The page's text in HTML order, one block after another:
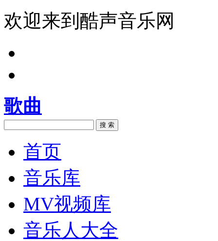
欢迎来到酷声音乐网
歌曲
搜 索
首页
音乐库
MV视频库
音乐人大全